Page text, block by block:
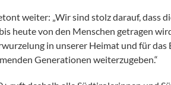
weiter: „Wir sind stolz darauf, dass
heute von den Menschen getragen
in unserer Heimat und für
Generationen weiterzugeben.“